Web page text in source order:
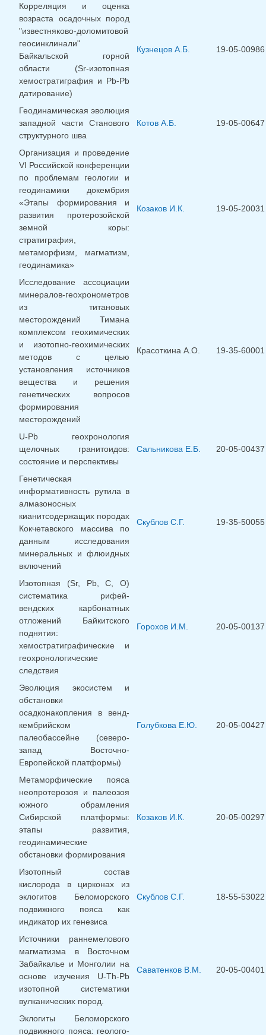
Корреляция и оценка
возраста осадочных пород
"известняково-доломитовой
геосинклинали"
Байкальской горной
области (Sr-изотопная
хемостратиграфия и Pb-Pb
датирование)
Кузнецов А.Б. 19-05-00986
Геодинамическая эволюция
западной части Станового
структурного шва
Котов А.Б. 19-05-00647
Организация и проведение
VI Российской конференции
по проблемам геологии и
геодинамики докембрия
«Этапы формирования и
развития протерозойской
земной коры:
стратиграфия,
метаморфизм, магматизм,
геодинамика»
Козаков И.К. 19-05-20031
Исследование ассоциации
минералов-геохронометров
из титановых
месторождений Тимана
комплексом геохимических
и изотопно-геохимических
методов с целью
установления источников
вещества и решения
генетических вопросов
формирования
месторождений
Красоткина А.О. 19-35-60001
U-Pb геохронология
щелочных гранитоидов:
состояние и перспективы
Сальникова Е.Б. 20-05-00437
Генетическая
информативность рутила в
алмазоносных
кианитсодержащих породах
Кокчетавского массива по
данным исследования
минеральных и флюидных
включений
Скублов С.Г. 19-35-50055
Изотопная (Sr, Pb, C, O)
систематика рифей-
вендских карбонатных
отложений Байкитского
поднятия:
хемостратиграфические и
геохронологические
следствия
Горохов И.М. 20-05-00137
Эволюция экосистем и
обстановки
осадконакопления в венд-
кембрийском
палеобассейне (северо-
запад Восточно-
Европейской платформы)
Голубкова Е.Ю. 20-05-00427
Метаморфические пояса
неопротерозоя и палеозоя
южного обрамления
Сибирской платформы:
этапы развития,
геодинамические
обстановки формирования
Козаков И.К. 20-05-00297
Изотопный состав
кислорода в цирконах из
эклогитов Беломорского
подвижного пояса как
индикатор их генезиса
Скублов С.Г. 18-55-53022
Источники раннемелового
магматизма в Восточном
Забайкалье и Монголии на
основе изучения U-Th-Pb
изотопной систематики
вулканических пород.
Саватенков В.М. 20-05-00401
Эклогиты Беломорского
подвижного пояса: геолого-